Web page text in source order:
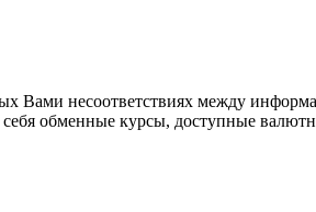
Вами несоответствиях между
обменные курсы, доступные